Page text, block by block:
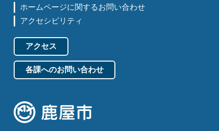
ホームページに関するお問い合わせ
アクセシビリティ
アクセス
各課へのお問い合わせ